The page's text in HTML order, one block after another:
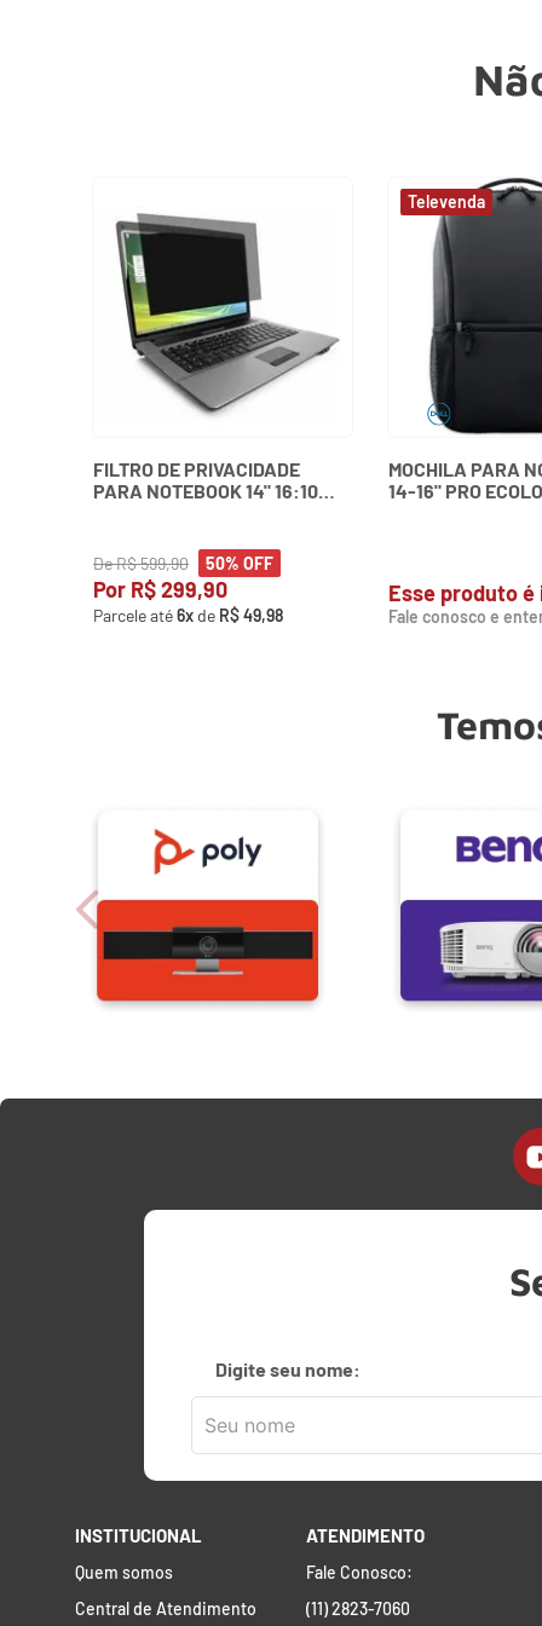
FILTRO DE PRIVACIDADE
PARA NOTEBOOK 14" 16:10
DeR$599,90 50% OFF
Por R$299,90
Parcele até6x de R$49,98
MOCHILA PARA
14-16" PRO
Esse produto é
Fale conosco e
Digite seu nome:
INSTITUCIONAL
Quem somos
Central de Atendimento
ATENDIMENTO
Fale Conosco:
(11) 2823-7060